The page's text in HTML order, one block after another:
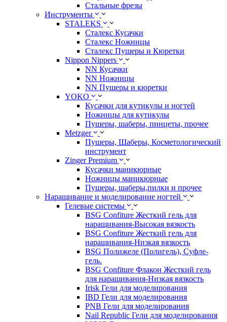
Стальные фрезы
Инструменты
STALEKS
Сталекс Кусачки
Сталекс Ножницы
Сталекс Пушеры и Кюретки
Nippon Nippers
NN Кусачки
NN Ножницы
NN Пушеры и кюретки
YOKO
Кусачки для кутикулы и ногтей
Ножницы для кутикулы
Пушеры, шаберы, пинцеты, прочее
Metzger
Пушеры, Шаберы, Косметологический
инструмент
Zinger Premium
Кусачки маникюрные
Ножницы маникюрные
Пушеры, шаберы,пилки и прочее
Наращивание и моделирование ногтей
Гелевые системы
BSG Confiture Жесткий гель для
наращивания-Высокая вязкость
BSG Confiture Жесткий гель для
наращивания-Низкая вязкость
BSG Полижеле (Полигель), Суфле-
гель.
BSG Confiture Флакон Жесткий гель
для наращивания-Низкая вязкость
Irisk Гели для моделирования
IBD Гели для моделирования
PNB Гели для моделирования
Nail Republic Гели для моделирования